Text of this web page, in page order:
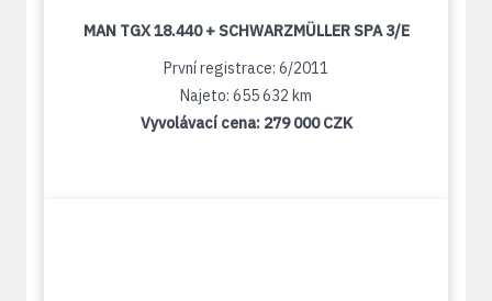
MAN TGX 18.440 + SCHWARZMÜLLER SPA 3/E
První registrace: 6/2011
Najeto: 655 632 km
Vyvolávací cena: 279 000 CZK